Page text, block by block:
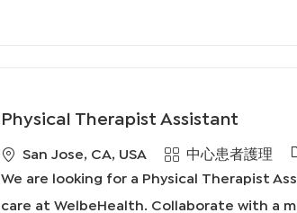
Physical Therapist Assistant
地
點
San Jose, CA, USA
類
別
中心患者護理
We are looking for a Physical Therapist
care at WelbeHealth. Collaborate with a